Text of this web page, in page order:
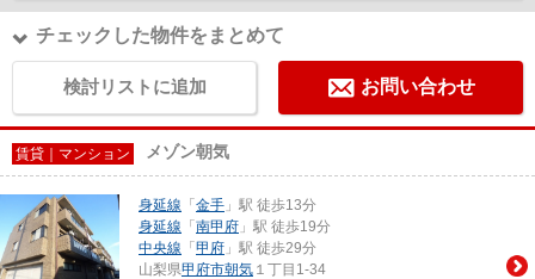
チェックした物件をまとめて
検討リストに追加 お問い合わせ
賃貸｜マンション メゾン朝気
身延線 「 金手 」駅 徒歩13分
身延線 「 南甲府 」駅 徒歩19分
中央線 「 甲府 」駅 徒歩29分
山梨県甲府市朝気 １丁目1-34